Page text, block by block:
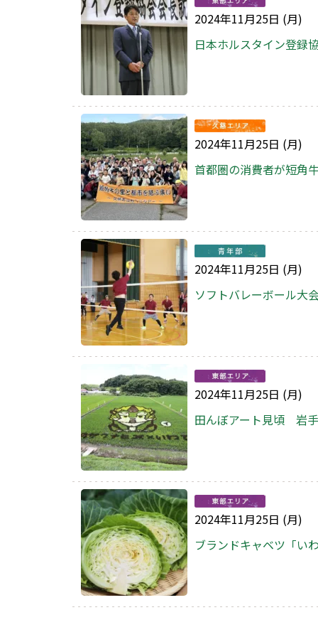
2024年11月25日 (月)
日本ホルスタイン登録
2024年11月25日 (月)
首都圏の消費者が短角
2024年11月25日 (月)
ソフトバレーボール
2024年11月25日 (月)
田んぼアート見頃 岩
2024年11月25日 (月)
ブランドキャベツ「い